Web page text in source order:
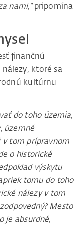
nami,“pripomína
finančnú
ktoré sa
kultúrnu
do toho územia,
územné
v tom prípravnom
o historické
výskytu
tomu do toho
nálezy v tom
Mesto
je absurdné,